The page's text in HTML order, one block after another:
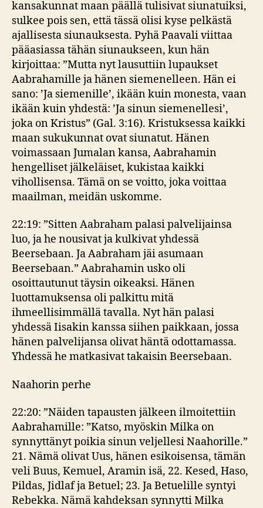
kansakunnat maan päällä tulisivat siunatuiksi,
sulkee pois sen, että tässä olisi kyse pelkästä
ajallisesta siunauksesta. Pyhä Paavali viittaa
pääasiassa tähän siunaukseen, kun hän
kirjoittaa: ”Mutta nyt lausuttiin lupaukset
Aabrahamille ja hänen siemenelleen. Hän ei
sano: ’Ja siemenille’, ikään kuin monesta, vaan
ikään kuin yhdestä: ’Ja sinun siemenellesi’,
joka on Kristus” (Gal. 3:16). Kristuksessa kaikki
maan sukukunnat ovat siunatut. Hänen
voimassaan Jumalan kansa, Aabrahamin
hengelliset jälkeläiset, kukistaa kaikki
vihollisensa. Tämä on se voitto, joka voittaa
maailman, meidän uskomme.
22:19: ”Sitten Aabraham palasi palvelijainsa
luo, ja he nousivat ja kulkivat yhdessä
Beersebaan. Ja Aabraham jäi asumaan
Beersebaan.” Aabrahamin usko oli
osoittautunut täysin oikeaksi. Hänen
luottamuksensa oli palkittu mitä
ihmeellisimmällä tavalla. Nyt hän palasi
yhdessä Iisakin kanssa siihen paikkaan, jossa
hänen palvelijansa olivat häntä odottamassa.
Yhdessä he matkasivat takaisin Beersebaan.
Naahorin perhe
22:20: ”Näiden tapausten jälkeen ilmoitettiin
Aabrahamille: ”Katso, myöskin Milka on
synnyttänyt poikia sinun veljellesi Naahorille.”
21. Nämä olivat Uus, hänen esikoisensa, tämän
veli Buus, Kemuel, Aramin isä, 22. Kesed, Haso,
Pildas, Jidlaf ja Betuel; 23. Ja Betuelille syntyi
Rebekka. Nämä kahdeksan synnytti Milka